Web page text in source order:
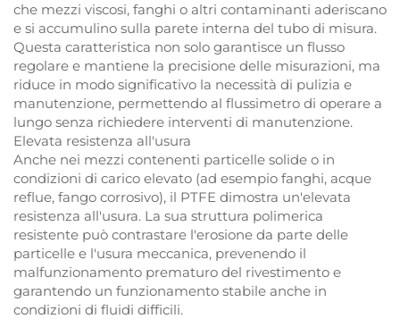
che mezzi viscosi, fanghi o altri contaminanti aderiscano
e si accumulino sulla parete interna del tubo di misura.
Questa caratteristica non solo garantisce un flusso
regolare e mantiene la precisione delle misurazioni, ma
riduce in modo significativo la necessità di pulizia e
manutenzione, permettendo al flussimetro di operare a
lungo senza richiedere interventi di manutenzione.
Elevata resistenza all'usura
Anche nei mezzi contenenti particelle solide o in
condizioni di carico elevato (ad esempio fanghi, acque
reflue, fango corrosivo), il PTFE dimostra un'elevata
resistenza all'usura. La sua struttura polimerica
resistente può contrastare l'erosione da parte delle
particelle e l'usura meccanica, prevenendo il
malfunzionamento prematuro del rivestimento e
garantendo un funzionamento stabile anche in
condizioni di fluidi difficili.